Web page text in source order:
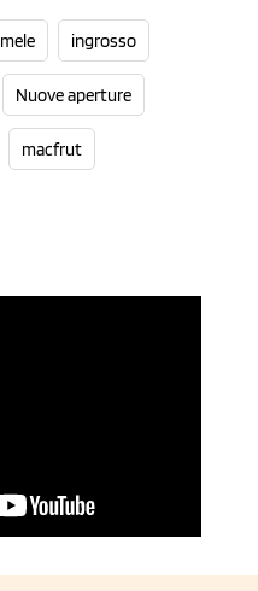
mele ingrosso
Nuove aperture
macfrut